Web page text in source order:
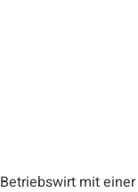
mit